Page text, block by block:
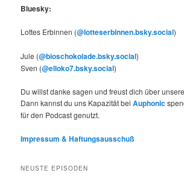
Bluesky:
Lottes Erbinnen (@lotteserbinnen.bsky.social)
Jule (@bioschokolade.bsky.social)
Sven (@elloko7.bsky.social)
Du willst danke sagen und freust dich über
Dann kannst du uns Kapazität beiAuphonic
für den Podcast genutzt.
Impressum & Haftungsausschuß
NEUSTE EPISODEN